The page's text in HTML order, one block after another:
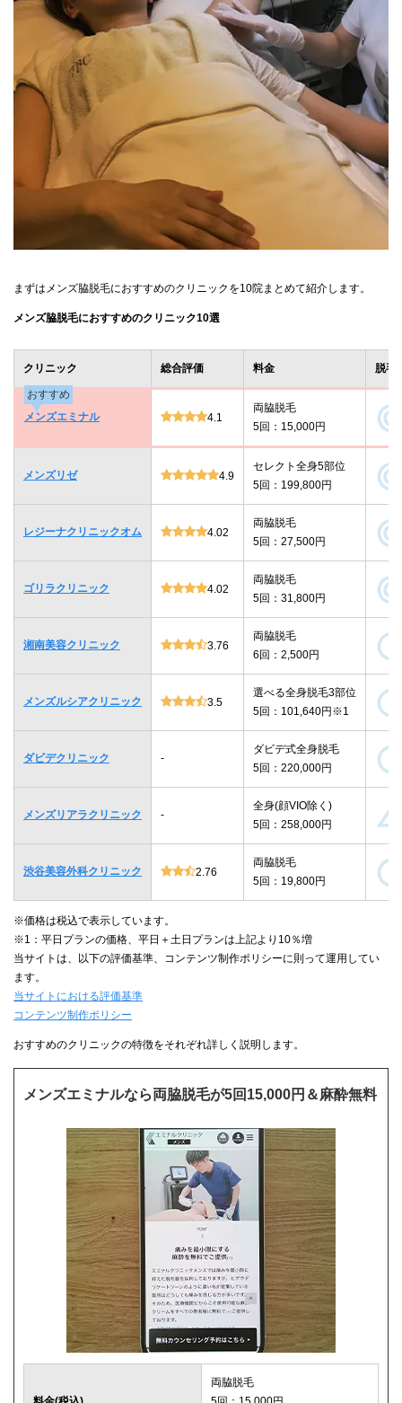
まずはメンズ脇脱毛におすすめのクリニックを10院まとめて紹介します。
メンズ脇脱毛におすすめのクリニック10選
クリニック 総合評価 料金 脱毛
おすすめ
メンズエミナル
4.1
両脇脱毛
5回：15,000円
メンズリゼ 4.9
セレクト全身5部位
5回：199,800円
レジーナクリニックオム 4.02
両脇脱毛
5回：27,500円
ゴリラクリニック 4.02
両脇脱毛
5回：31,800円
湘南美容クリニック 3.76
両脇脱毛
6回：2,500円
メンズルシアクリニック 3.5
選べる全身脱毛3部位
5回：101,640円※1
ダビデクリニック -
ダビデ式全身脱毛
5回：220,000円
メンズリアラクリニック -
全身(顔VIO除く)
5回：258,000円
渋谷美容外科クリニック 2.76
両脇脱毛
5回：19,800円
※価格は税込で表示しています。
※1：平日プランの価格、平日＋土日プランは上記より10％増
当サイトは、以下の評価基準、コンテンツ制作ポリシーに則って運用してい
ます。
当サイトにおける評価基準
コンテンツ制作ポリシー
おすすめのクリニックの特徴をそれぞれ詳しく説明します。
メンズエミナルなら両脇脱毛が5回15,000円＆麻酔無料
両脇脱毛